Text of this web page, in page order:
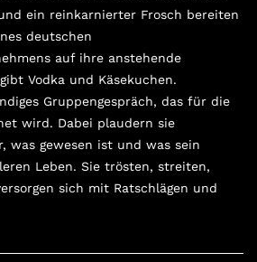
ein reinkarnierter Frosch bereiten
deutschen
auf ihre anstehende
Vodka und Käsekuchen.
Gruppengespräch, das für die
wird. Dabei plaudern sie
was gewesen ist und was sein
Leben. Sie trösten, streiten,
sich mit Ratschlägen und